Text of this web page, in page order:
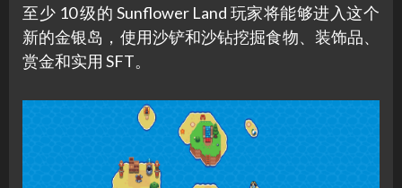
至少 10 级的 Sunflower Land 玩家将能够进入这个
新的金银岛，使用沙铲和沙钻挖掘食物、装饰品、
赏金和实用 SFT。